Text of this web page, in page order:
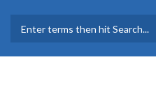
FORMULARIO DE
BÚSQUEDA